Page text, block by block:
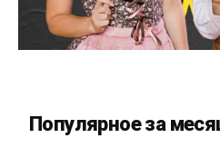
Популярное за